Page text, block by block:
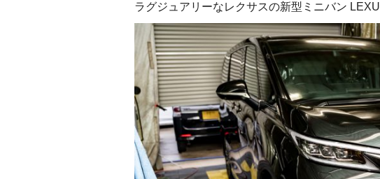
ラグジュアリーなレクサスの新型ミニバン